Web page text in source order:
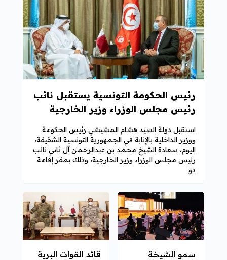
رئيس الحكومة التونسية يستقبل نائب
رئيس مجلس الوزراء وزير الخارجية
استقبل دولة السيد هشام المشيشي رئيس الحكومة
ووزير الداخلية بالإنابة في الجمهورية التونسية الشقيقة،
اليوم، سعادة الشيخ محمد بن عبدالرحمن آل ثاني نائب
رئيس مجلس الوزراء وزير الخارجية، وذلك بمقر إقامة
دو
سمو الشيخة
قائد القوات البرية